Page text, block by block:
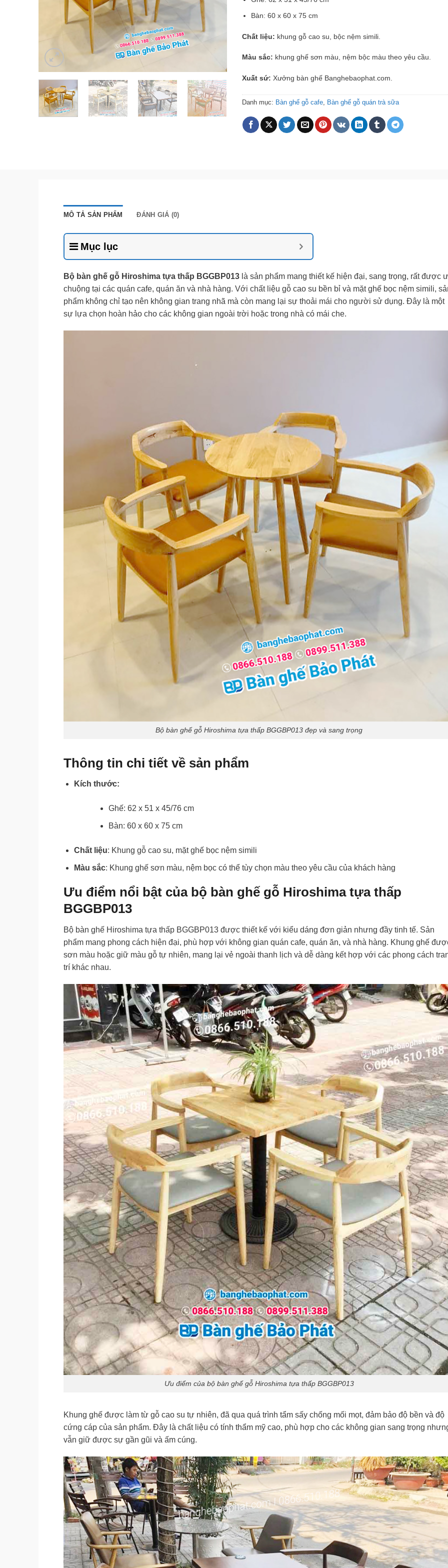
Bàn: 60 x 60 x 75 cm
Chất liệu: khung gỗ cao su, bộc nệm simili.
Màu sắc: khung ghế sơn màu, nệm bộc màu theo yêu cầu.
Xuất sứ: Xưởng bàn ghế Banghebaophat.com.
Danh mục: Bàn ghế gỗ cafe, Bàn ghế gỗ quán trà sữa
MÔ TẢ SẢN PHẨM ĐÁNH GIÁ (0)
Mục lục
Bộ bàn ghế gỗ Hiroshima tựa thấp BGGBP013 là sản phẩm mang thiết kế hiện đại, sang trọng, rất được
chuộng tại các quán cafe, quán ăn và nhà hàng. Với chất liệu gỗ cao su bền bỉ và mặt ghế bọc nệm simili,
phẩm không chỉ tạo nên không gian trang nhã mà còn mang lại sự thoải mái cho người sử dụng. Đây là một
sự lựa chọn hoàn hảo cho các không gian ngoài trời hoặc trong nhà có mái che.
Bộ bàn ghế gỗ Hiroshima tựa thấp BGGBP013 đẹp và sang trọng
Thông tin chi tiết về sản phẩm
Kích thước:
Ghế: 62 x 51 x 45/76 cm
Bàn: 60 x 60 x 75 cm
Chất liệu: Khung gỗ cao su, mặt ghế bọc nệm simili
Màu sắc: Khung ghế sơn màu, nệm bọc có thể tùy chọn màu theo yêu cầu của khách hàng
Ưu điểm nổi bật của bộ bàn ghế gỗ Hiroshima tựa thấp
BGGBP013
Bộ bàn ghế Hiroshima tựa thấp BGGBP013 được thiết kế với kiểu dáng đơn giản nhưng đầy tinh tế. Sản
phẩm mang phong cách hiện đại, phù hợp với không gian quán cafe, quán ăn, và nhà hàng. Khung ghế
sơn màu hoặc giữ màu gỗ tự nhiên, mang lại vẻ ngoài thanh lịch và dễ dàng kết hợp với các phong cách
trí khác nhau.
Ưu điểm của bộ bàn ghế gỗ Hiroshima tựa thấp BGGBP013
Khung ghế được làm từ gỗ cao su tự nhiên, đã qua quá trình tẩm sấy chống mối mọt, đảm bảo độ bền và độ
cứng cáp của sản phẩm. Đây là chất liệu có tính thẩm mỹ cao, phù hợp cho các không gian sang trọng
vẫn giữ được sự gần gũi và ấm cúng.